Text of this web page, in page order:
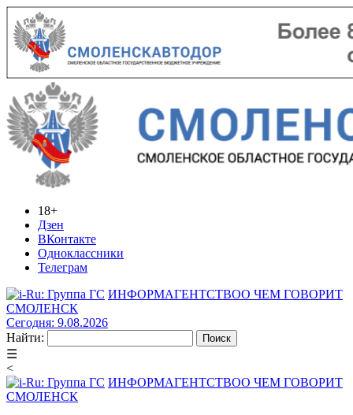
18+
Дзен
ВКонтакте
Одноклассники
Телеграм
ИНФОРМАГЕНТСТВОО ЧЕМ ГОВОРИТ
СМОЛЕНСК
Сегодня: 9.08.2026
Найти:
☰
<
ИНФОРМАГЕНТСТВОО ЧЕМ ГОВОРИТ
СМОЛЕНСК